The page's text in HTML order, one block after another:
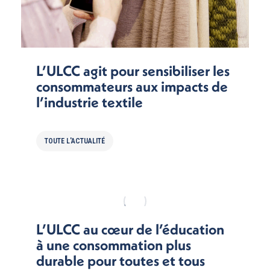
L’ULCC agit pour sensibiliser les
consommateurs aux impacts de
l’industrie textile
TOUTE L'ACTUALITÉ
L’ULCC au cœur de l’éducation
à une consommation plus
durable pour toutes et tous